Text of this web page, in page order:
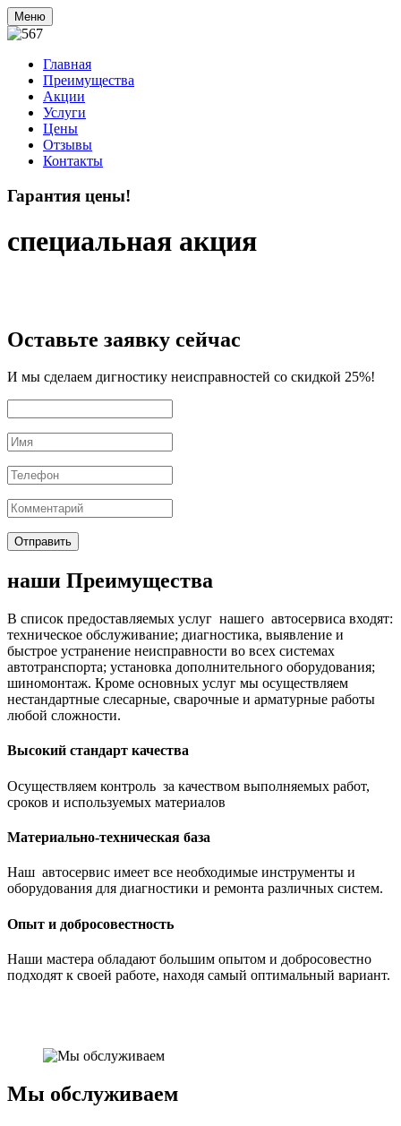
Меню
Главная
Преимущества
Акции
Услуги
Цены
Отзывы
Контакты
Гарантия цены!
специальная акция
Оставьте заявку сейчас
И мы сделаем дигностику неисправностей со скидкой 25%!
наши Преимущества
В список предоставляемых услуг нашего автосервиса входят:
техническое обслуживание; диагностика, выявление и
быстрое устранение неисправности во всех системах
автотранспорта; установка дополнительного оборудования;
шиномонтаж. Кроме основных услуг мы осуществляем
нестандартные слесарные, сварочные и арматурные работы
любой сложности.
Высокий стандарт качества
Осуществляем контроль за качеством выполняемых работ,
сроков и используемых материалов
Материально-техническая база
Наш автосервис имеет все необходимые инструменты и
оборудования для диагностики и ремонта различных систем.
Опыт и добросовестность
Наши мастера обладают большим опытом и добросовестно
подходят к своей работе, находя самый оптимальный вариант.
Мы обслуживаем